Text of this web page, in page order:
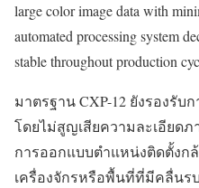
large color image data with
automated processing system
stable throughout production
มาตรฐาน CXP-12 ยังรองรั
โดยไม่สูญเสียความละเอียด
การออกแบบตำแหน่งติดตั้งก
เครื่องจักรหรือพื้นที่ที่มีคลื่นร